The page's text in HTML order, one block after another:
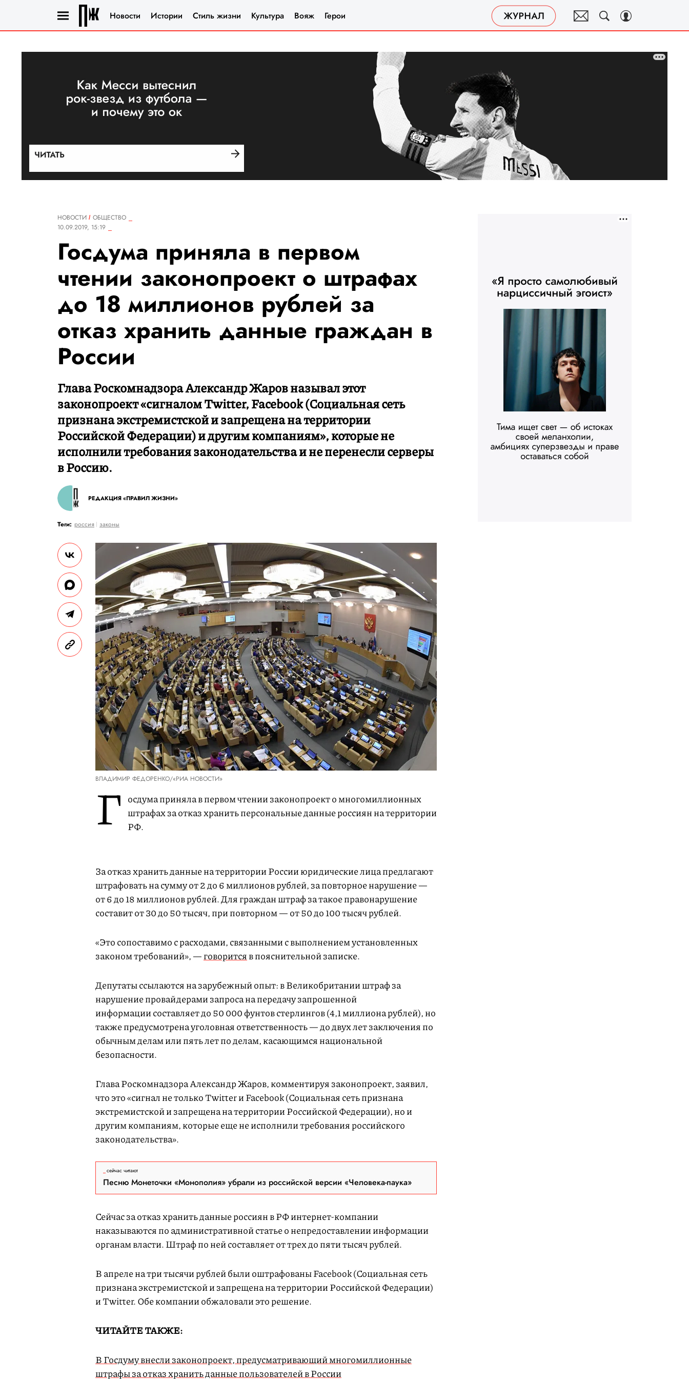
Новости Истории Стиль жизни Культура Вояж Герои
НОВОСТИ
ОБЩЕСТВО
10.09.2019, 15:19
Госдума приняла в первом
чтении законопроект о штрафах
до 18 миллионов рублей за
отказ хранить данные граждан в
России
Глава Роскомнадзора Александр Жаров называл этот
законопроект «сигналом Twitter, Facebook (Социальная сеть
признана экстремистской и запрещена на территории
Российской Федерации) и другим компаниям», которые не
исполнили требования законодательства и не перенесли серверы
в Россию.
РЕДАКЦИЯ «ПРАВИЛ ЖИЗНИ»
Теги: россия законы
ВЛАДИМИР ФЕДОРЕНКО/«РИА НОВОСТИ»
Г осдума приняла в первом чтении законопроект о многомиллионных
штрафах за отказ хранить персональные данные россиян на территории
РФ.
За отказ хранить данные на территории России юридические лица предлагают
штрафовать на сумму от 2 до 6 миллионов рублей, за повторное нарушение —
от 6 до 18 миллионов рублей. Для граждан штраф за такое правонарушение
составит от 30 до 50 тысяч, при повторном — от 50 до 100 тысяч рублей.
«Это сопоставимо с расходами, связанными с выполнением установленных
законом требований», —говоритсяв пояснительной записке.
Депутаты ссылаются на зарубежный опыт: в Великобритании штраф за
нарушение провайдерами запроса на передачу запрошенной
информации составляет до 50 000 фунтов стерлингов (4,1 миллиона рублей), но
также предусмотрена уголовная ответственность — до двух лет заключения по
обычным делам или пять лет по делам, касающимся национальной
безопасности.
Глава Роскомнадзора Александр Жаров, комментируя законопроект, заявил,
что это «сигнал не только Twitter и Facebook (Социальная сеть признана
экстремистской и запрещена на территории Российской Федерации), но и
другим компаниям, которые еще не исполнили требования российского
законодательства».
сейчас читают
Песню Монеточки «Монополия» убрали из российской версии «Человека-паука»
Сейчас за отказ хранить данные россиян в РФ интернет-компании
наказываются по административной статье о непредоставлении информации
органам власти. Штраф по ней составляет от трех до пяти тысяч рублей.
В апреле на три тысячи рублей были оштрафованы Facebook (Социальная сеть
признана экстремистской и запрещена на территории Российской Федерации)
и Twitter. Обе компании обжаловали это решение.
ЧИТАЙТЕ ТАКЖЕ:
В Госдуму внесли законопроект, предусматривающий многомиллионные
штрафы за отказ хранить данные пользователей в России